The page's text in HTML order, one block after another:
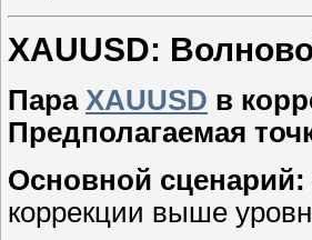
XAUUSD:
Пара XAUUSD в
Предполагаемая
Основной сценарий:
коррекции выше